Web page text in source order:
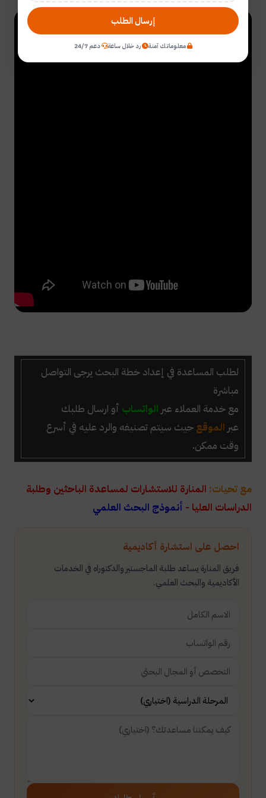
احصل على استشارة أكاديمية
فريق المنارة يساعد طلبة الماجستير والدكتوراه في الخدمات
الأكاديمية والبحث العلمي.
لطلب المساعدة في إعداد خطة البحث يرجى التواصل
مباشرة
مع خدمة العملاء عبر الواتساب أو ارسال طلبك
عبر الموقع حيث سيتم تصنيفه والرد عليه في أسرع
وقت ممكن.
مع تحيات: المنارة للاستشارات لمساعدة الباحثين وطلبة
الدراسات العليا - أنموذج البحث العلمي
إرسال الطلب
معلوماتك آمنة رد خلال ساعة دعم 24/7